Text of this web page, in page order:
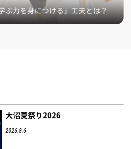
大沼夏祭り2026
2026.8.6